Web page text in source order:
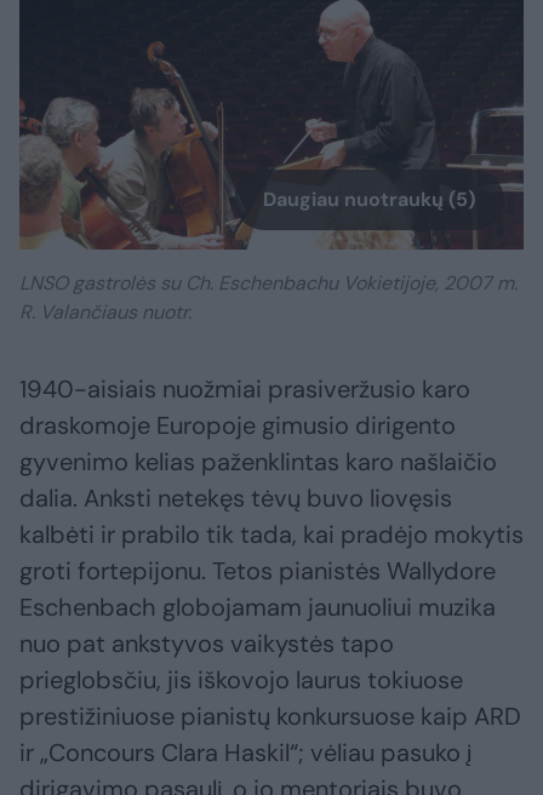
Daugiau nuotraukų (5)
LNSO gastrolės su Ch. Eschenbachu Vokietijoje, 2007 m.
R. Valančiaus nuotr.
1940-aisiais nuožmiai prasiveržusio karo
draskomoje Europoje gimusio dirigento
gyvenimo kelias paženklintas karo našlaičio
dalia. Anksti netekęs tėvų buvo liovęsis
kalbėti ir prabilo tik tada, kai pradėjo mokytis
groti fortepijonu. Tetos pianistės Wallydore
Eschenbach globojamam jaunuoliui muzika
nuo pat ankstyvos vaikystės tapo
prieglobsčiu, jis iškovojo laurus tokiuose
prestižiniuose pianistų konkursuose kaip ARD
ir „Concours Clara Haskil“; vėliau pasuko į
dirigavimo pasaulį, o jo mentoriais buvo